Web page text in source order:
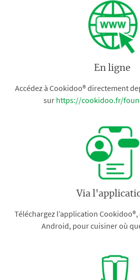
En ligne
Accédez à Cookidoo® directement
sur https://cookidoo.fr/
Via
Téléchargez l’application
Android, pour cuisiner où